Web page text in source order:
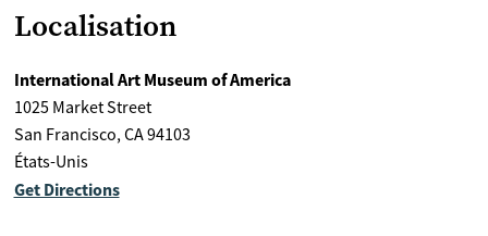
Localisation
International Art Museum of America
1025 Market Street
San Francisco, CA94103
États-Unis
Get Directions